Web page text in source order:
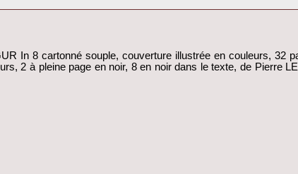
In 8 cartonné souple, couverture illustrée en couleurs, 32
2 à pleine page en noir, 8 en noir dans le texte, de Pierre